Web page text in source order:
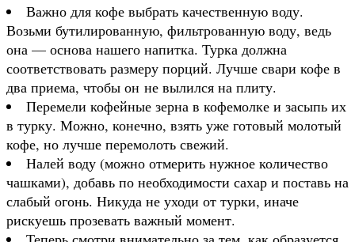
Важно для кофе выбрать качественную воду.
Возьми бутилированную, фильтрованную воду, ведь
она — основа нашего напитка. Турка должна
соответствовать размеру порций. Лучше свари кофе в
два приема, чтобы он не вылился на плиту.
Перемели кофейные зерна в кофемолке и засыпь их
в турку. Можно, конечно, взять уже готовый молотый
кофе, но лучше перемолоть свежий.
Налей воду (можно отмерить нужное количество
чашками), добавь по необходимости сахар и поставь на
слабый огонь. Никуда не уходи от турки, иначе
рискуешь прозевать важный момент.